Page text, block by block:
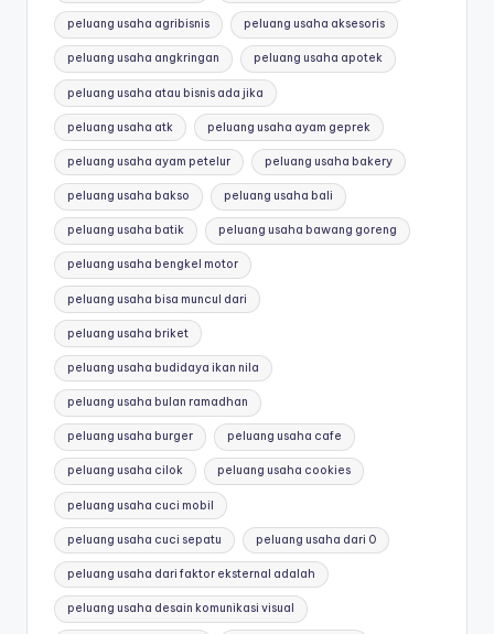
peluang usaha agribisnis peluang usaha aksesoris
peluang usaha angkringan peluang usaha apotek
peluang usaha atau bisnis ada jika
peluang usaha atk peluang usaha ayam geprek
peluang usaha ayam petelur peluang usaha bakery
peluang usaha bakso peluang usaha bali
peluang usaha batik peluang usaha bawang goreng
peluang usaha bengkel motor
peluang usaha bisa muncul dari
peluang usaha briket
peluang usaha budidaya ikan nila
peluang usaha bulan ramadhan
peluang usaha burger peluang usaha cafe
peluang usaha cilok peluang usaha cookies
peluang usaha cuci mobil
peluang usaha cuci sepatu peluang usaha dari 0
peluang usaha dari faktor eksternal adalah
peluang usaha desain komunikasi visual